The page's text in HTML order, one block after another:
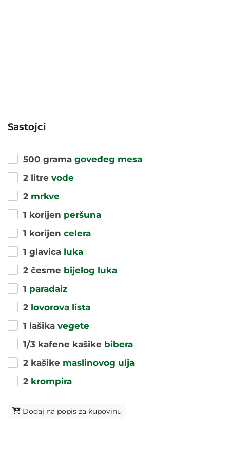
Sastojci
500 grama goveđeg mesa
2 litre vode
2 mrkve
1 korijen peršuna
1 korijen celera
1 glavica luka
2 česme bijelog luka
1 paradaiz
2 lovorova lista
1 lašika vegete
1/3 kafene kašike bibera
2 kašike maslinovog ulja
2 krompira
Dodaj na popis za kupovinu